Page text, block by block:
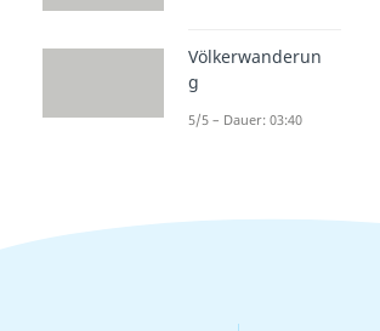
Völkerwanderun
g
5/5 – Dauer: 03:40